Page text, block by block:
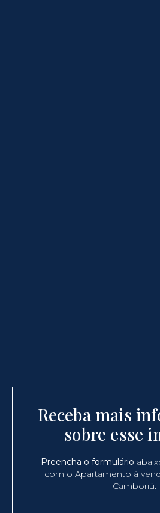
Receba mais
sobre esse
Preencha o formulário
com o Apartamento à
Camboriú.